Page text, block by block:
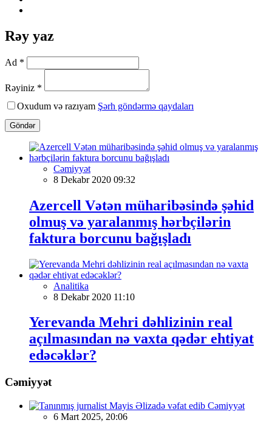
Rəy yaz
Ad *
Rəyiniz *
Oxudum və razıyam Şərh göndərmə qaydaları
Göndər
Cəmiyyət
8 Dekabr 2020 09:32
Azercell Vətən müharibəsində şəhid
olmuş və yaralanmış hərbçilərin
faktura borcunu bağışladı
Analitika
8 Dekabr 2020 11:10
Yerevanda Mehri dəhlizinin real
açılmasından nə vaxta qədər ehtiyat
edəcəklər?
Cəmiyyət
Cəmiyyət
6 Mart 2025, 20:06